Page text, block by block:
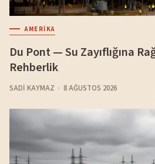
AMERIKA
Du Pont — Su Zayıflığına
Rehberlik
SADI KAYMAZ 8 AĞUSTOS 2026